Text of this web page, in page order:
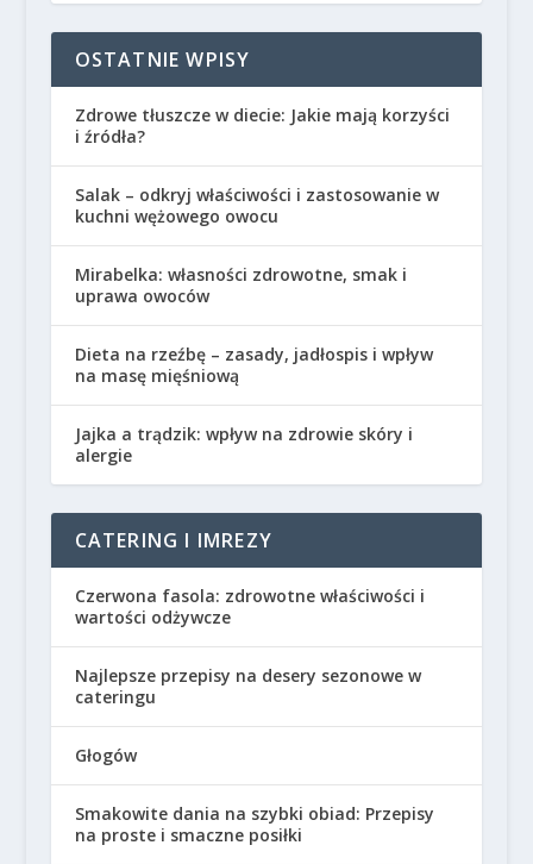
OSTATNIE WPISY
Zdrowe tłuszcze w diecie: Jakie mają korzyści
i źródła?
Salak – odkryj właściwości i zastosowanie w
kuchni wężowego owocu
Mirabelka: własności zdrowotne, smak i
uprawa owoców
Dieta na rzeźbę – zasady, jadłospis i wpływ
na masę mięśniową
Jajka a trądzik: wpływ na zdrowie skóry i
alergie
CATERING I IMREZY
Czerwona fasola: zdrowotne właściwości i
wartości odżywcze
Najlepsze przepisy na desery sezonowe w
cateringu
Głogów
Smakowite dania na szybki obiad: Przepisy
na proste i smaczne posiłki